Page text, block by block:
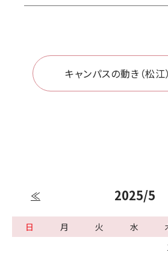
キャンパスの動き（松
≪ 2025/5
日 月 火 水